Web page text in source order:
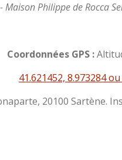
Maison Philippe de Rocca
Coordonnées GPS :
41.621452, 8.973284
20100 Sartène.